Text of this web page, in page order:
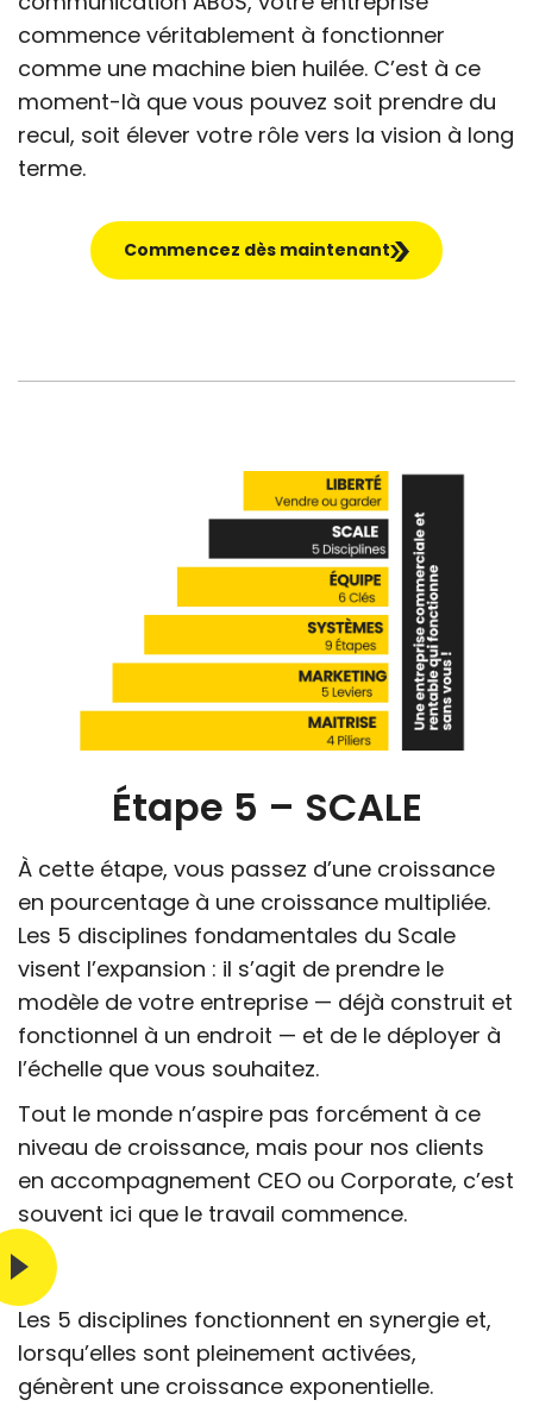
commence véritablement à fonctionner
comme une machine bien huilée. C’est à ce
moment-là que vous pouvez soit prendre du
recul, soit élever votre rôle vers la vision à long
terme.
Commencez dès maintenant
Étape 5 – SCALE
À cette étape, vous passez d’une croissance
en pourcentage à une croissance multipliée.
Les 5 disciplines fondamentales du Scale
visent l’expansion : il s’agit de prendre le
modèle de votre entreprise — déjà construit et
fonctionnel à un endroit — et de le déployer à
l’échelle que vous souhaitez.
Tout le monde n’aspire pas forcément à ce
niveau de croissance, mais pour nos clients
en accompagnement CEO ou Corporate, c’est
souvent ici que le travail commence.
Les 5 disciplines fonctionnent en synergie et,
lorsqu’elles sont pleinement activées,
génèrent une croissance exponentielle.